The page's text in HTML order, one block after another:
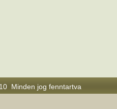
Minden jog fenntartva